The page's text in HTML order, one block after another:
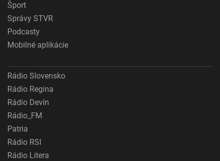
Šport
Správy STVR
Podcasty
Mobilné aplikácie
Rádio Slovensko
Rádio Regina
Rádio Devín
Rádio_FM
Patria
Rádio RSI
Rádio Litera